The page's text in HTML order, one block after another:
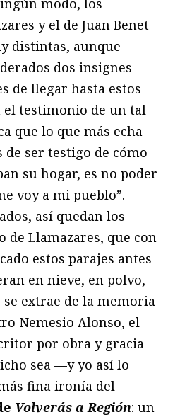
modo, los
y el de Juan Benet
distintas, aunque
dos insignes
de llegar hasta estos
el testimonio de un tal
que lo que más echa
de ser testigo de cómo
su hogar, es no poder
voy a mi pueblo”.
así quedan los
de Llamazares, que con
estos parajes antes
en nieve, en polvo,
extrae de la memoria
Nemesio Alonso, el
por obra y gracia
sea —y yo así lo
fina ironía del
Volverás a Región: un